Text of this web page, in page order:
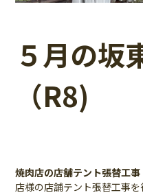
５月の坂
（R8)
焼肉店の店舗テント張替工事
店様の店舗テント張替工事を